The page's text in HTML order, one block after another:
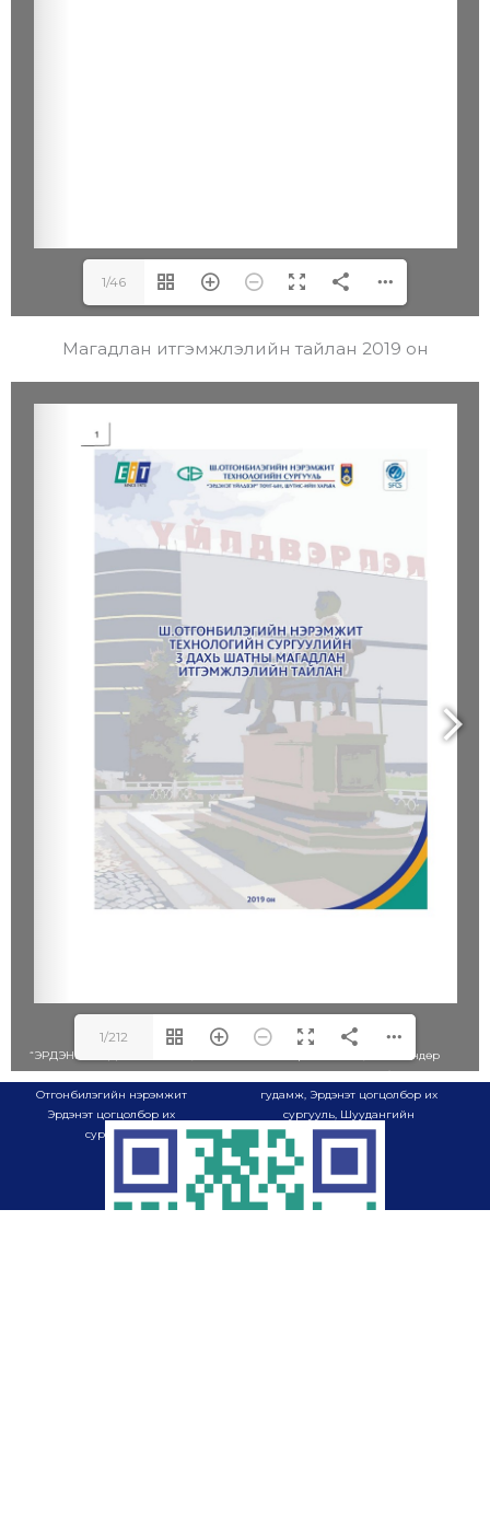
1/46
Магадлан итгэмжлэлийн тайлан 2019 он
1/212
“ЭРДЭНЭТ ҮЙЛДВЭР” ТӨҮГ-ын,
ШУТИС-ийн харьяа, Шагдарын
Отгонбилэгийн нэрэмжит
Эрдэнэт цогцолбор их
сургууль
Хаяг: Орхон аймаг, Баян-Өндөр
сум, Шагдарын Отгонбилэгийн
гудамж, Эрдэнэт цогцолбор их
сургууль, Шуудангийн
хайрцаг-985